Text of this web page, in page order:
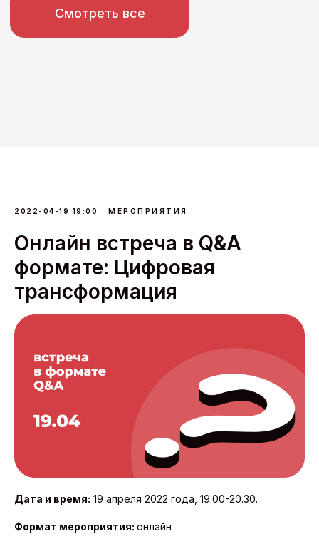
2022-04-19 19:00 МЕРОПРИЯТИЯ
Онлайн встреча в Q&A
формате: Цифровая
трансформация
Дата и время: 19 апреля 2022 года, 19.00-20.30.
Формат мероприятия: онлайн